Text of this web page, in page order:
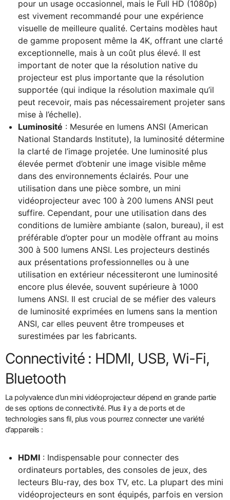
pour un usage occasionnel, mais le Full HD (1080p)
est vivement recommandé pour une expérience
visuelle de meilleure qualité. Certains modèles haut
de gamme proposent même la 4K, offrant une clarté
exceptionnelle, mais à un coût plus élevé. Il est
important de noter que la résolution native du
projecteur est plus importante que la résolution
supportée (qui indique la résolution maximale qu’il
peut recevoir, mais pas nécessairement projeter sans
mise à l’échelle).
Luminosité : Mesurée en lumens ANSI (American
National Standards Institute), la luminosité détermine
la clarté de l’image projetée. Une luminosité plus
élevée permet d’obtenir une image visible même
dans des environnements éclairés. Pour une
utilisation dans une pièce sombre, un mini
vidéoprojecteur avec 100 à 200 lumens ANSI peut
suffire. Cependant, pour une utilisation dans des
conditions de lumière ambiante (salon, bureau), il est
préférable d’opter pour un modèle offrant au moins
300 à 500 lumens ANSI. Les projecteurs destinés
aux présentations professionnelles ou à une
utilisation en extérieur nécessiteront une luminosité
encore plus élevée, souvent supérieure à 1000
lumens ANSI. Il est crucial de se méfier des valeurs
de luminosité exprimées en lumens sans la mention
ANSI, car elles peuvent être trompeuses et
surestimées par les fabricants.
Connectivité : HDMI, USB, Wi-Fi,
Bluetooth
La polyvalence d’un mini vidéoprojecteur dépend en grande partie
de ses options de connectivité. Plus il y a de ports et de
technologies sans fil, plus vous pourrez connecter une variété
d’appareils :
HDMI : Indispensable pour connecter des
ordinateurs portables, des consoles de jeux, des
lecteurs Blu-ray, des box TV, etc. La plupart des mini
vidéoprojecteurs en sont équipés, parfois en version